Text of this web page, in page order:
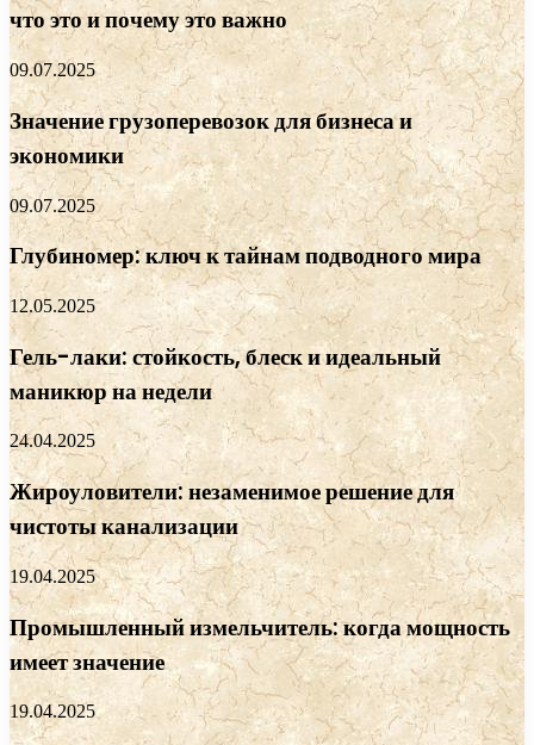
что это и почему это важно
09.07.2025
Значение грузоперевозок для бизнеса и
экономики
09.07.2025
Глубиномер: ключ к тайнам подводного мира
12.05.2025
Гель-лаки: стойкость, блеск и идеальный
маникюр на недели
24.04.2025
Жироуловители: незаменимое решение для
чистоты канализации
19.04.2025
Промышленный измельчитель: когда мощность
имеет значение
19.04.2025